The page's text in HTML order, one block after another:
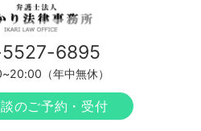
6895
（年中無休）
のご予約・受付